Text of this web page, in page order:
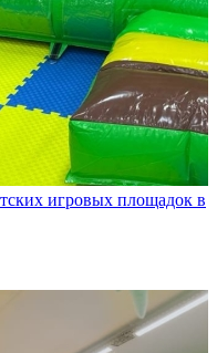
игровых площадок в